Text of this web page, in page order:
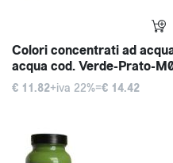
Colori concentrati ad
acqua cod. Verde-Prato-
€ 11.82+iva 22%=€ 14.42